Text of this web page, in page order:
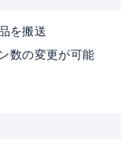
を搬送
数の変更が可能